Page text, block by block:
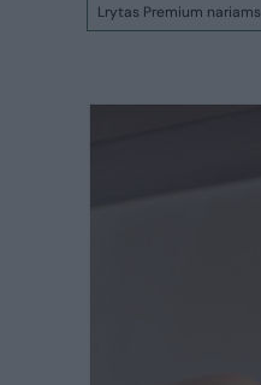
Lrytas Premium nariams